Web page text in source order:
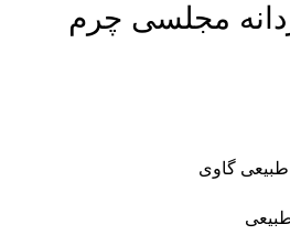
مجلسی چرم
گاوی